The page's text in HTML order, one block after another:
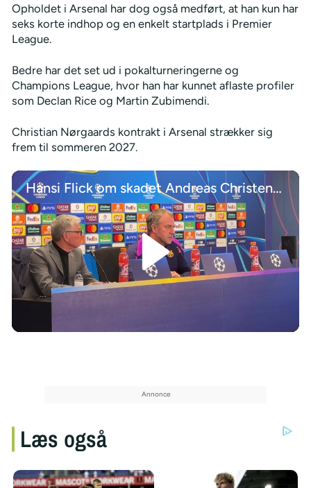
Opholdet i Arsenal har dog også medført, at han kun har
seks korte indhop og en enkelt startplads i Premier
League.
Bedre har det set ud i pokalturneringerne og
Champions League, hvor han har kunnet aflaste profiler
som Declan Rice og Martin Zubimendi.
Christian Nørgaards kontrakt i Arsenal strækker sig
frem til sommeren 2027.
Hansi Flick om skadet Andreas Christensen: Han er på rette vej